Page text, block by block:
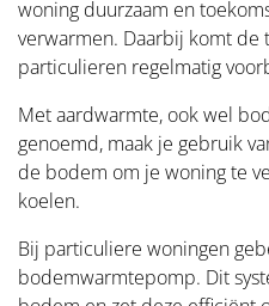
woning duurzaam en
verwarmen. Daarbij komt de
particulieren regelmatig
Met aardwarmte, ook wel
genoemd, maak je gebruik
de bodem om je woning te
koelen.
Bij particuliere woningen
bodemwarmtepomp. Dit